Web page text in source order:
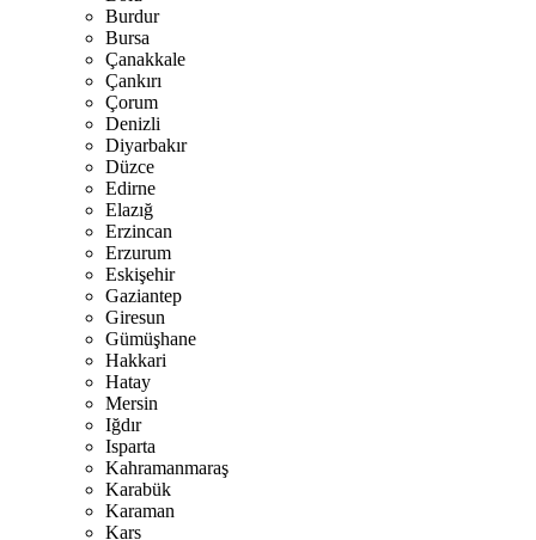
Burdur
Bursa
Çanakkale
Çankırı
Çorum
Denizli
Diyarbakır
Düzce
Edirne
Elazığ
Erzincan
Erzurum
Eskişehir
Gaziantep
Giresun
Gümüşhane
Hakkari
Hatay
Mersin
Iğdır
Isparta
Kahramanmaraş
Karabük
Karaman
Kars